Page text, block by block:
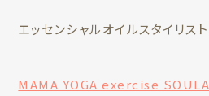
エッセンシャルオイルスタイリス
MAMA YOGA exercise SOULA